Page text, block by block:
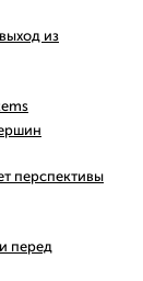
из
перспективы
перед